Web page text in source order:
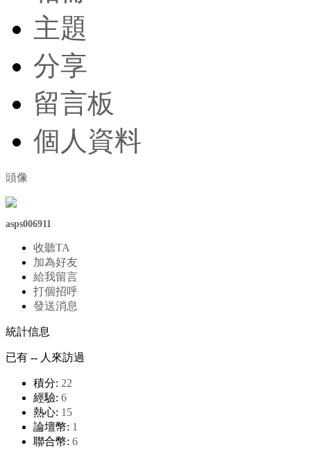
主題
分享
留言板
個人資料
頭像
asps006911
收聽TA
加為好友
給我留言
打個招呼
發送消息
統計信息
已有 -- 人來訪過
積分: 22
經驗: 6
熱心: 15
論壇幣: 1
聯合幣: 6